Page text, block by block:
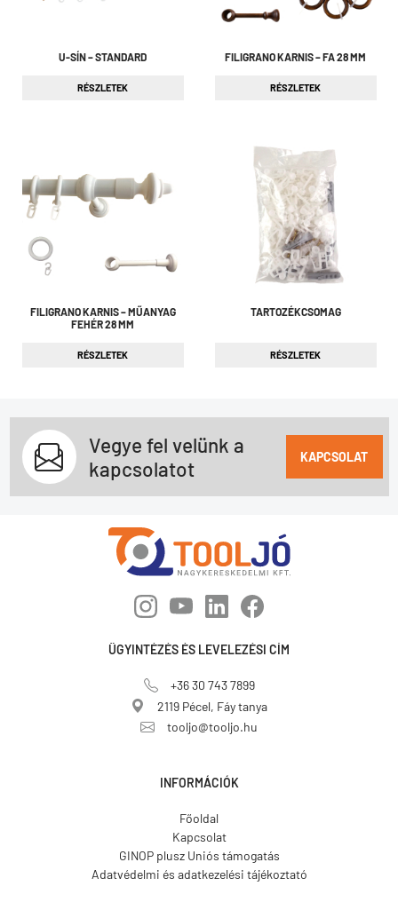
U-SÍN – STANDARD
RÉSZLETEK
FILIGRANO KARNIS – FA 28 MM
RÉSZLETEK
FILIGRANO KARNIS – MŰANYAG
FEHÉR 28 MM
RÉSZLETEK
TARTOZÉKCSOMAG
RÉSZLETEK
Vegye fel velünk a
kapcsolatot
KAPCSOLAT
ÜGYINTÉZÉS ÉS LEVELEZÉSI CÍM
+36 30 743 7899
2119 Pécel, Fáy tanya
tooljo@tooljo.hu
INFORMÁCIÓK
Főoldal
Kapcsolat
GINOP plusz Uniós támogatás
Adatvédelmi és adatkezelési tájékoztató